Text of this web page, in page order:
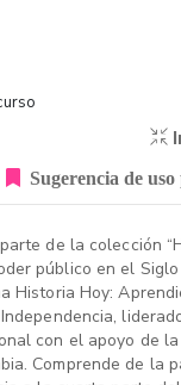
Sugerencia de uso
de la colección
público en el Siglo
Historia Hoy:
con el apoyo de
Comprende de la